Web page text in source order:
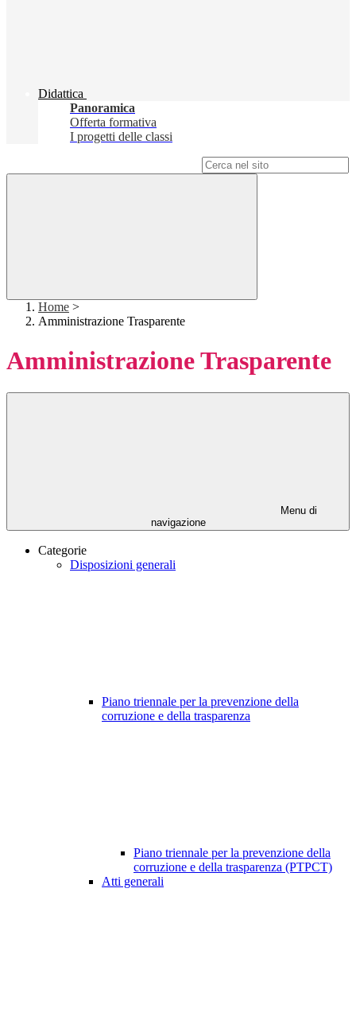
Didattica
Panoramica
Offerta formativa
I progetti delle classi
Home >
Amministrazione Trasparente
Amministrazione Trasparente
Menu di
navigazione
Categorie
Disposizioni generali
Piano triennale per la prevenzione della
corruzione e della trasparenza
Piano triennale per la prevenzione della
corruzione e della trasparenza (PTPCT)
Atti generali